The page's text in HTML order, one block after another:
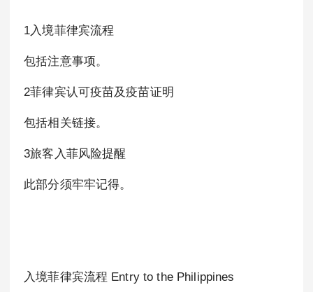
1入境菲律宾流程
包括注意事项。
2菲律宾认可疫苗及疫苗证明
包括相关链接。
3旅客入菲风险提醒
此部分须牢牢记得。
入境菲律宾流程 Entry to the Philippines